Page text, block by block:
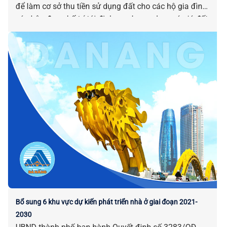
để làm cơ sở thu tiền sử dụng đất cho các hộ gia đình,
cá nhân được bố trí tái định cư nhưng chưa có giá đất
trước ngày 01-8-2024 trên địa bàn xã Hòa Tiến.
Bổ sung 6 khu vực dự kiến phát triển nhà ở giai đoạn 2021-
2030